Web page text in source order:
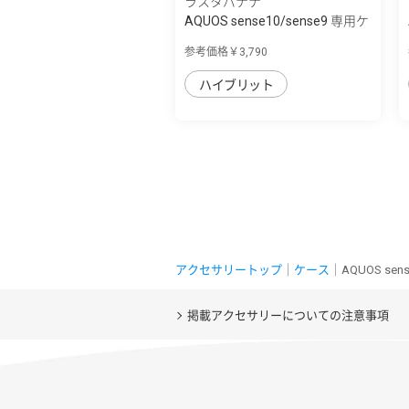
AQUOS sense10/sense9 専用ケ
参考価格￥3,790
ハイブリット
アクセサリートップ ケース ｜AQUOS
掲載アクセサリーについての注意事項